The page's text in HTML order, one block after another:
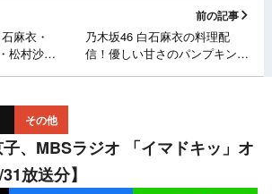
麻衣・
松村沙友
前の記事
乃木坂46 白石麻衣の料理配
信！優しい甘さのパンプキン料
その他
放送分】